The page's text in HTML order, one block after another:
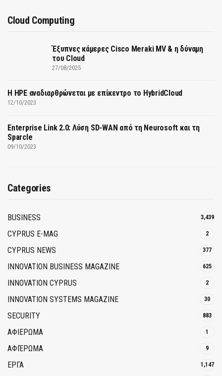
Cloud Computing
Έξυπνες κάμερες Cisco Meraki MV & η δύναμη
του Cloud
27/08/2025
H HPE αναδιαρθρώνεται με επίκεντρο το HybridCloud
12/10/2023
Enterprise Link 2.0: Λύση SD-WAN από τη Neurosoft και τη
Sparcle
09/10/2023
Categories
BUSINESS 3,439
CYPRUS E-MAG 2
CYPRUS NEWS 377
INNOVATION BUSINESS MAGAZINE 625
INNOVATION CYPRUS 2
INNOVATION SYSTEMS MAGAZINE 30
SECURITY 883
ΑΦΙΕΡΩΜΑ 1
ΑΦΙΈΡΩΜΑ 9
ΕΡΓΑ 1,147